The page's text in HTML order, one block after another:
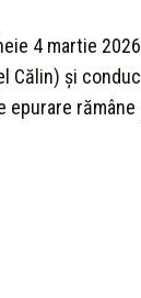
4 martie
Călin) și
epurare